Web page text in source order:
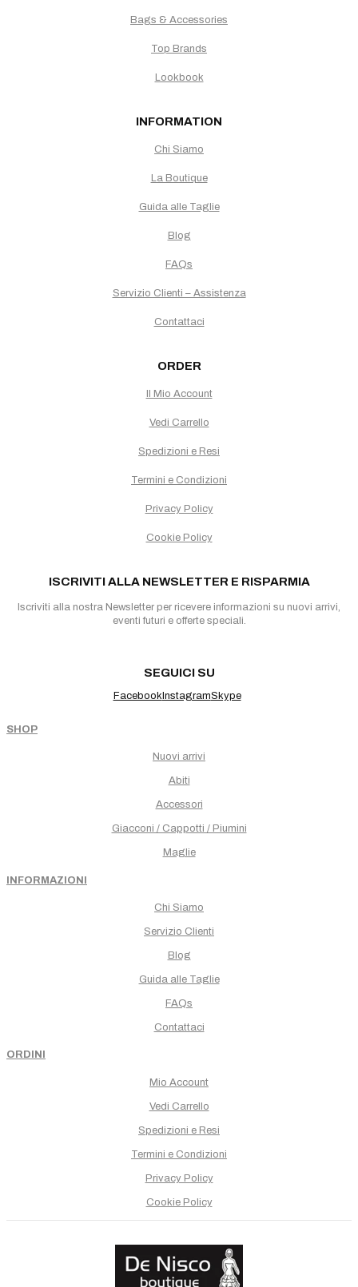
Bags & Accessories
Top Brands
Lookbook
INFORMATION
Chi Siamo
La Boutique
Guida alle Taglie
Blog
FAQs
Servizio Clienti – Assistenza
Contattaci
ORDER
Il Mio Account
Vedi Carrello
Spedizioni e Resi
Termini e Condizioni
Privacy Policy
Cookie Policy
ISCRIVITI ALLA NEWSLETTER E RISPARMIA
Iscriviti alla nostra Newsletter per ricevere informazioni su nuovi arrivi,
eventi futuri e offerte speciali.
SEGUICI SU
FacebookInstagramSkype
SHOP
Nuovi arrivi
Abiti
Accessori
Giacconi / Cappotti / Piumini
Maglie
INFORMAZIONI
Chi Siamo
Servizio Clienti
Blog
Guida alle Taglie
FAQs
Contattaci
ORDINI
Mio Account
Vedi Carrello
Spedizioni e Resi
Termini e Condizioni
Privacy Policy
Cookie Policy